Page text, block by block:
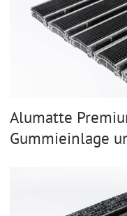
Alumatte
Gummieinlage